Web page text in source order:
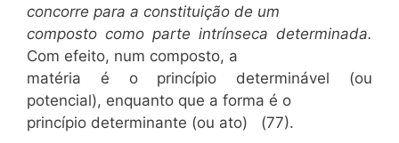
concorre para a constituição de um
composto como parte intrínseca determinada.
Com efeito, num composto, a
matéria é o princípio determinável (ou
potencial), enquanto que a forma é o
princípio determinante (ou ato) (77).